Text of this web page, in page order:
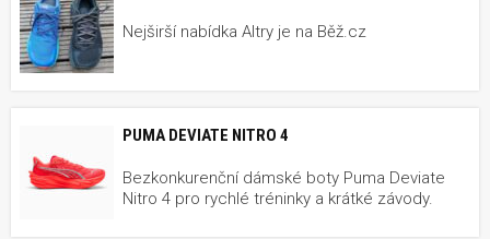
Nejširší nabídka Altry je na Běž.cz
PUMA DEVIATE NITRO 4
Bezkonkurenční dámské boty Puma Deviate
Nitro 4 pro rychlé tréninky a krátké závody.